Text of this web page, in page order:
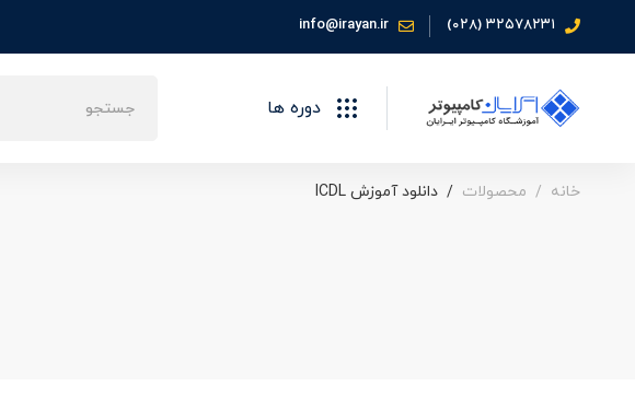
۳۲۵۷۸۲۳۱ (۰۲۸) info@irayan.ir
دوره ها
برای:
خانه محصولات دانلود آموزش ICDL